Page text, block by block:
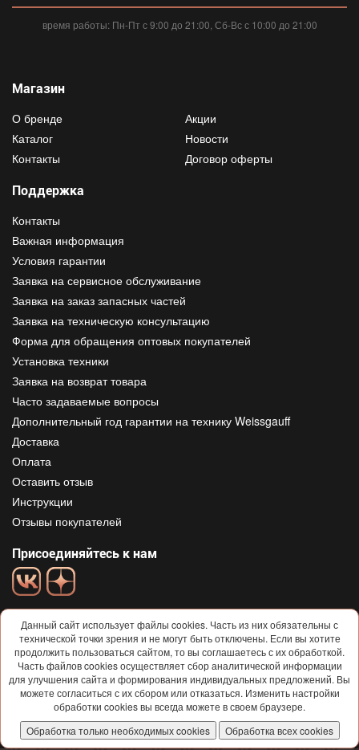
время работы: Пн-Пт с 9:00 до 21:00, Сб-Вс с 10:00 до 21:00
Магазин
О бренде
Каталог
Контакты
Акции
Новости
Договор оферты
Поддержка
Контакты
Важная информация
Условия гарантии
Заявка на сервисное обслуживание
Заявка на заказ запасных частей
Заявка на техническую консультацию
Форма для обращения оптовых покупателей
Установка техники
Заявка на возврат товара
Часто задаваемые вопросы
Дополнительный год гарантии на технику Weissgauff
Доставка
Оплата
Оставить отзыв
Инструкции
Отзывы покупателей
Присоединяйтесь к нам
© 2013-2026 Weissgauff Все права защищены
Условия использования и политика конфиденциальности
Договор-ОФЕРТА
Согласие на обработку персональных данных
Данный сайт использует файлы cookies. Часть из них обязательны с
технической точки зрения и не могут быть отключены. Если вы хотите
продолжить пользоваться сайтом, то вы соглашаетесь с их обработкой.
Часть файлов cookies осуществляет сбор аналитической информации
для улучшения сайта и формирования индивидуальных предложений. Вы
можете согласиться с их сбором или отказаться. Изменить настройки
обработки cookies вы всегда можете в своем браузере.
Обработка только необходимых cookies
Обработка всех cookies